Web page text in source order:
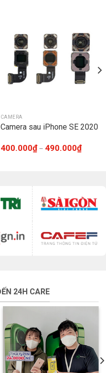
CAMERA
Camera sau iPhone SE 2020
400.000₫– 490.000₫
24H CARE